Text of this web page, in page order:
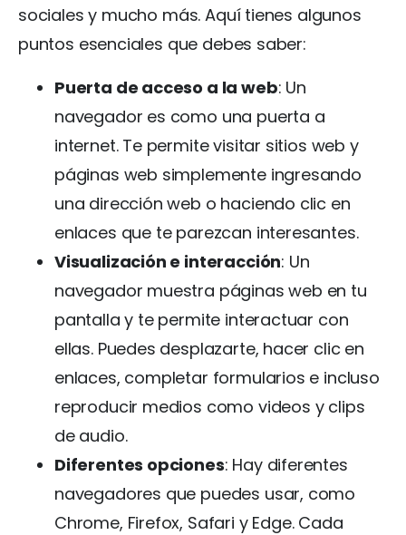
sociales y mucho más. Aquí tienes algunos
puntos esenciales que debes saber:
Puerta de acceso a la web: Un
navegador es como una puerta a
internet. Te permite visitar sitios web y
páginas web simplemente ingresando
una dirección web o haciendo clic en
enlaces que te parezcan interesantes.
Visualización e interacción: Un
navegador muestra páginas web en tu
pantalla y te permite interactuar con
ellas. Puedes desplazarte, hacer clic en
enlaces, completar formularios e incluso
reproducir medios como videos y clips
de audio.
Diferentes opciones: Hay diferentes
navegadores que puedes usar, como
Chrome, Firefox, Safari y Edge. Cada